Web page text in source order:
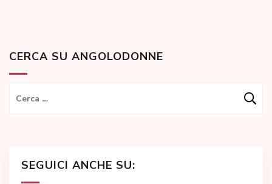
CERCA SU ANGOLODONNE
Ricerca
SEGUICI ANCHE SU: